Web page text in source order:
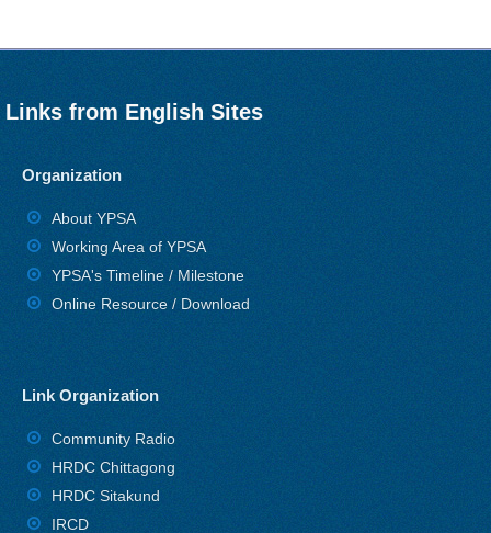
Links from English Sites
Organization
About YPSA
Working Area of YPSA
YPSA's Timeline / Milestone
Online Resource / Download
Link Organization
Community Radio
HRDC Chittagong
HRDC Sitakund
IRCD